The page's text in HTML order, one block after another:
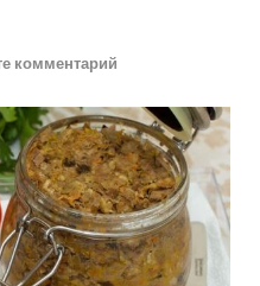
комментарий